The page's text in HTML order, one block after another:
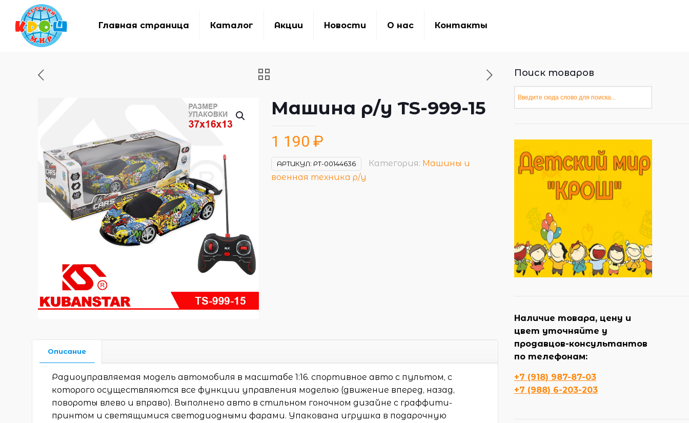
Главная страница Каталог Акции Новости О нас Контакты
Машина р/у TS-999-15
1 190 ₽
АРТИКУЛ: РТ-00144636 Категория: Машины и
военная техника р/у
Описание
Радиоуправляемая модель автомобиля в масштабе 1:16. спортивное авто с пультом, с
которого осуществляются все функции управления моделью (движение вперед, назад,
повороты влево и вправо). Выполнено авто в стильном гоночном дизайне с граффити-
принтом и светящимися светодиодными фарами. Упакована игрушка в подарочную
Поиск товаров
Наличие товара, цену и
цвет уточняйте у
продавцов-консультантов
по телефонам:
+7 (918) 987-87-03
+7 (988) 6-203-203